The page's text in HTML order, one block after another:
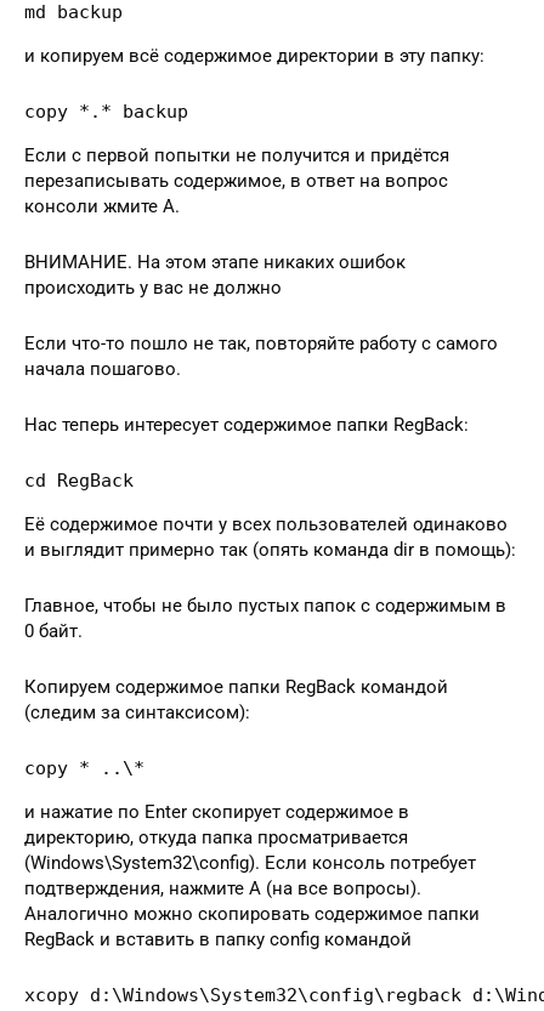
md backup
и копируем всё содержимое директории в эту папку:
copy *.* backup
Если с первой попытки не получится и придётся
перезаписывать содержимое, в ответ на вопрос
консоли жмите A.
ВНИМАНИЕ. На этом этапе никаких ошибок
происходить у вас не должно
Если что-то пошло не так, повторяйте работу с самого
начала пошагово.
Нас теперь интересует содержимое папки RegBack:
cd RegBack
Её содержимое почти у всех пользователей одинаково
и выглядит примерно так (опять команда dir в помощь):
Главное, чтобы не было пустых папок с содержимым в
0 байт.
Копируем содержимое папки RegBack командой
(следим за синтаксисом):
copy * ..\*
и нажатие по Enter скопирует содержимое в
директорию, откуда папка просматривается
(Windows\System32\config). Если консоль потребует
подтверждения, нажмите A (на все вопросы).
Аналогично можно скопировать содержимое папки
RegBack и вставить в папку config командой
xcopy d:\Windows\System32\config\regback